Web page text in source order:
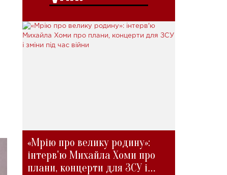
«Мрію про велику родину»:
інтерв'ю Михайла Хоми про
плани, концерти для ЗСУ і